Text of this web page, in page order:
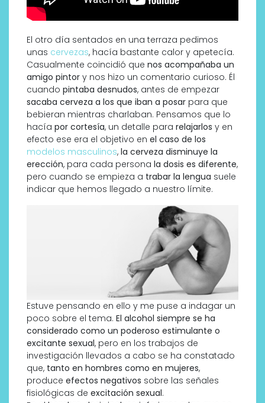
El otro día sentados en una terraza pedimos
unas cervezas, hacía bastante calor y apetecía.
Casualmente coincidió que nos acompañaba un
amigo pintor y nos hizo un comentario curioso. Él
cuando pintaba desnudos, antes de empezar
sacaba cerveza a los que iban a posar para que
bebieran mientras charlaban. Pensamos que lo
hacía por cortesía, un detalle para relajarlos y en
efecto ese era el objetivo en el caso de los
modelos masculinos, la cerveza disminuye la
erección, para cada persona la dosis es diferente,
pero cuando se empieza a trabar la lengua suele
indicar que hemos llegado a nuestro límite.
Estuve pensando en ello y me puse a indagar un
poco sobre el tema. El alcohol siempre se ha
considerado como un poderoso estimulante o
excitante sexual, pero en los trabajos de
investigación llevados a cabo se ha constatado
que, tanto en hombres como en mujeres,
produce efectos negativos sobre las señales
fisiológicas de excitación sexual.